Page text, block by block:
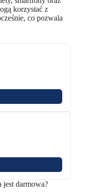
korzystać z
co pozwala
jest darmowa?